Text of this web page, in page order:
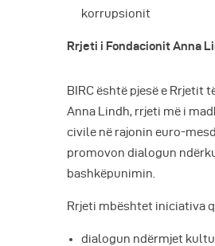
korrupsionit
Rrjeti i Fondacionit Anna
BIRC është pjesë e Rrjetit
Anna Lindh, rrjeti më i
civile në rajonin euro-
promovon dialogun
bashkëpunimin.
Rrjeti mbështet iniciativa
dialogun ndërmjet